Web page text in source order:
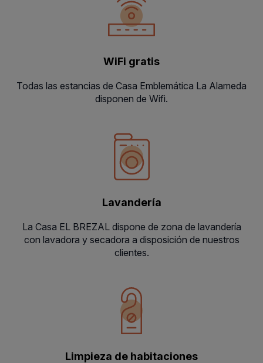
WiFi gratis
Todas las estancias de Casa Emblemática La Alameda
disponen de Wifi.
Lavandería
La Casa EL BREZAL dispone de zona de lavandería
con lavadora y secadora a disposición de nuestros
clientes.
Limpieza de habitaciones